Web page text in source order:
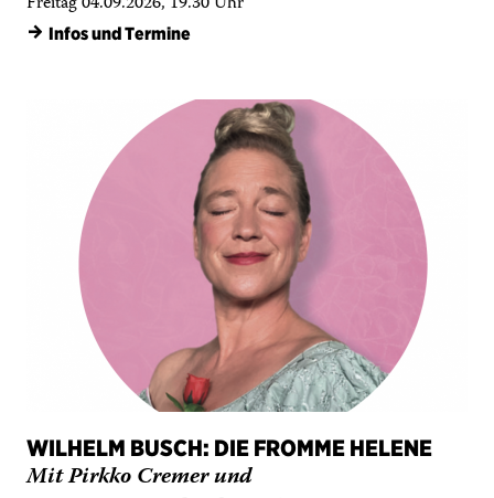
WILHELM BUSCH: DIE FROMME HELENE
Mit Pirkko Cremer und
Hans Kaspar Scharf am Piano
Nächste Vorstellung:
Samstag 05.09.2026, 19.30 Uhr